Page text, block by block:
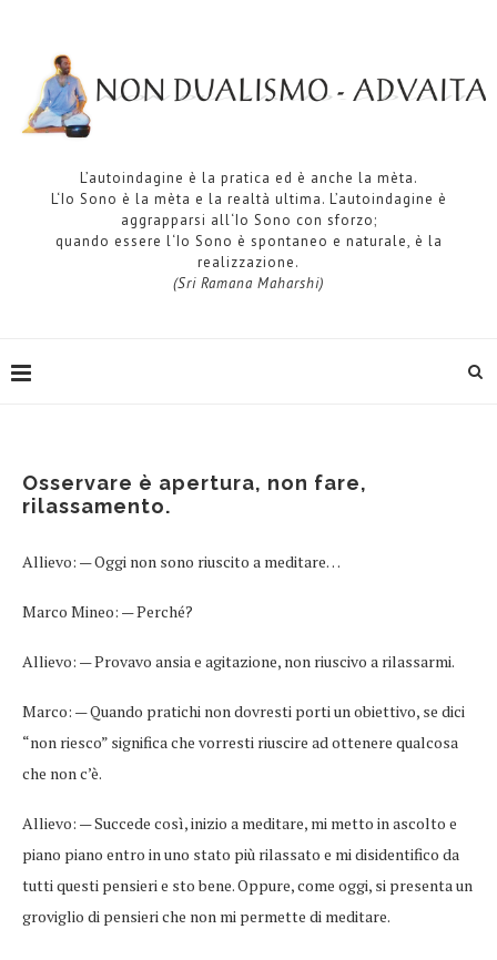
L’autoindagine è la pratica ed è anche la mèta.
L‘Io Sono è la mèta e la realtà ultima. L’autoindagine è
aggrapparsi all‘Io Sono con sforzo;
quando essere l‘Io Sono è spontaneo e naturale, è la
realizzazione.
(Sri Ramana Maharshi)
Osservare è apertura, non fare,
rilassamento.
Allievo: — Oggi non sono riuscito a meditare…
Marco Mineo: — Perché?
Allievo: — Provavo ansia e agitazione, non riuscivo a rilassarmi.
Marco: — Quando pratichi non dovresti porti un obiettivo, se dici
“non riesco” significa che vorresti riuscire ad ottenere qualcosa
che non c’è.
Allievo: — Succede così, inizio a meditare, mi metto in ascolto e
piano piano entro in uno stato più rilassato e mi disidentifico da
tutti questi pensieri e sto bene. Oppure, come oggi, si presenta un
groviglio di pensieri che non mi permette di meditare.